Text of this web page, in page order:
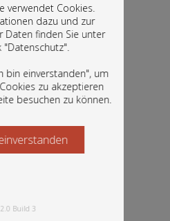
verwendet Cookies.
dazu und zur
Daten finden Sie unter
"Datenschutz".
bin einverstanden", um
zu akzeptieren
besuchen zu können.
Sie die digitalen
Österreichischen
Bücher, Fotografien,
vieles mehr.
Sie jetzt
Build 3